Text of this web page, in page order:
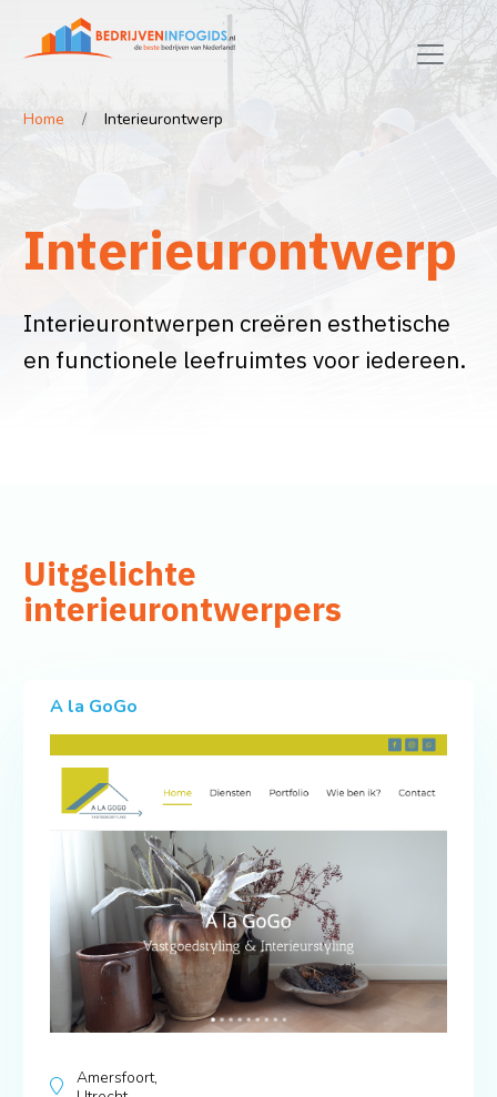
Home Interieurontwerp
Interieurontwerp
Interieurontwerpen creëren esthetische
en functionele leefruimtes voor iedereen.
Uitgelichte
interieurontwerpers
A la GoGo
Amersfoort,